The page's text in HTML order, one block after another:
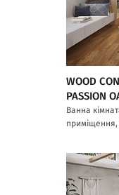
WOOD
PASSION
Ванна